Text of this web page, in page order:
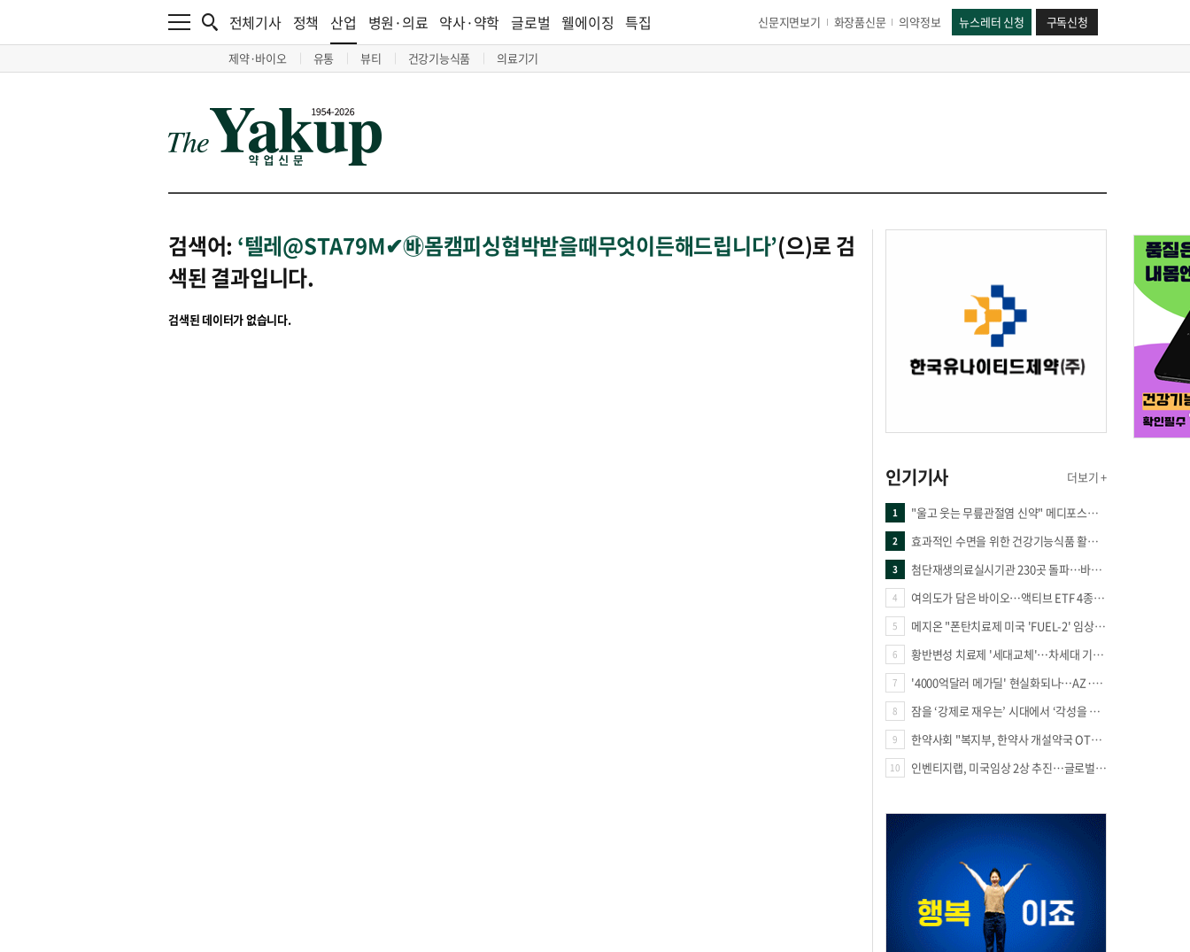
전체기사 정책 산업
제약·바이오 유통 뷰티 건강기능식품 의료기기
병원·의료 약사·약학 글로벌 웰에이징 특집 신문지면보기 화장품신문 의약정보 뉴스레터 신청 구독신청
검색어: ‘텔레@STA79M✔㉳몸캠피싱협박받을때무엇이든해드립니다’(으)로 검
색된 결과입니다.
검색된 데이터가 없습니다.
인기기사 더보기 +
1 "울고 웃는 무릎관절염 신약" 메디포스트·강스템·네이처셀 전진, 코오롱티슈진 반전 과제
2 효과적인 수면을 위한 건강기능식품 활용법
3 첨단재생의료실시기관 230곳 돌파…바이오 새 시장 꿈틀
4 여의도가 담은 바이오…액티브 ETF 4종의 선택은
5 메지온 "폰탄치료제 미국 'FUEL-2' 임상 프로토콜 영국 승인"
6 황반변성 치료제 '세대교체'…차세대 기전 경쟁 본격화
7 '4000억달러 메가딜' 현실화되나…AZ·BMS 합병설에 글로벌 제약업계 촉각
8 잠을 ‘강제로 재우는’ 시대에서 ‘각성을 낮추는’ 시대로
9 한약사회 "복지부, 한약사 개설약국 OTC 공급 방해 더는 방관 말아야"
10 인벤티지랩, 미국임상 2상 추진…글로벌 팁스 통해 정부 지원 60억원 확보